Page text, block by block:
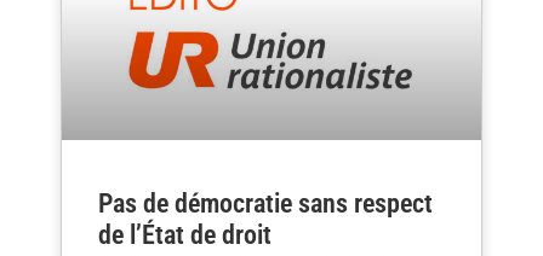
Pas de démocratie sans respect
de l’État de droit